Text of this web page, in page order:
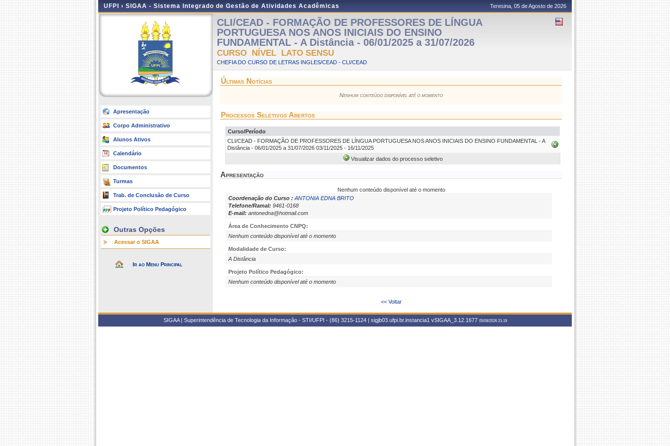
UFPI › SIGAA - Sistema Integrado de Gestão de Atividades Acadêmicas Teresina, 05 de Agosto de 2026
Apresentação
Corpo Administrativo
Alunos Ativos
Calendário
Documentos
Turmas
Trab. de Conclusão de Curso
Projeto Político Pedagógico
Outras Opções
Acessar o SIGAA
Ir ao Menu Principal
CLI/CEAD - FORMAÇÃO DE PROFESSORES DE LÍNGUA
PORTUGUESA NOS ANOS INICIAIS DO ENSINO
FUNDAMENTAL - A Distância - 06/01/2025 a 31/07/2026
CURSO NÍVEL LATO SENSU
CHEFIA DO CURSO DE LETRAS INGLES/CEAD - CLI/CEAD
Últimas Notícias
Nenhum conteúdo disponível até o momento
Processos Seletivos Abertos
Curso/Período
CLI/CEAD - FORMAÇÃO DE PROFESSORES DE LÍNGUA PORTUGUESA NOS ANOS INICIAIS DO ENSINO FUNDAMENTAL - A
Distância - 06/01/2025 a 31/07/2026 03/11/2025 - 16/11/2025
Visualizar dados do processo seletivo
Apresentação
Nenhum conteúdo disponível até o momento
Coordenação do Curso : ANTONIA EDNA BRITO
Telefone/Ramal: 9461-0168
E-mail: antonedna@hotmail.com
Área de Conhecimento CNPQ:
Nenhum conteúdo disponível até o momento
Modalidade de Curso:
A Distância
Projeto Político Pedagógico:
Nenhum conteúdo disponível até o momento
<< Voltar
SIGAA | Superintendência de Tecnologia da Informação - STI/UFPI - (86) 3215-1124 | sigjb03.ufpi.br.instancia1 vSIGAA_3.12.1677 05/08/2026 21:19